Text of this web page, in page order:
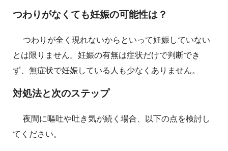
つわりがなくても妊娠の可能性は？
つわりが全く現れないからといって妊娠していない
とは限りません。妊娠の有無は症状だけで判断でき
ず、無症状で妊娠している人も少なくありません。
対処法と次のステップ
夜間に嘔吐や吐き気が続く場合、以下の点を検討し
てください。